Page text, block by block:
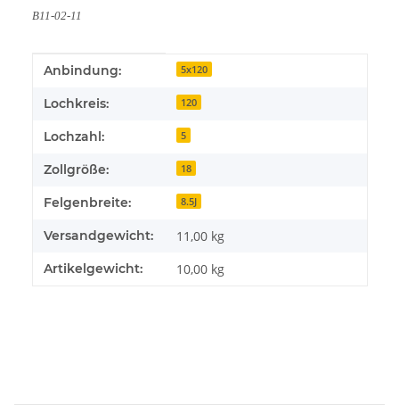
B11-02-11
Produkteigenschaft
Wert
Anbindung: 5x120
Lochkreis: 120
Lochzahl: 5
Zollgröße: 18
Felgenbreite: 8.5J
Versandgewicht: 11,00 kg
Artikelgewicht: 10,00 kg